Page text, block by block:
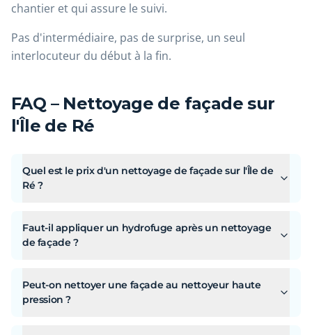
chantier et qui assure le suivi.
Pas d'intermédiaire, pas de surprise, un seul
interlocuteur du début à la fin.
FAQ – Nettoyage de façade sur
l'Île de Ré
Quel est le prix d'un nettoyage de façade sur l'Île de
Ré ?
Faut-il appliquer un hydrofuge après un nettoyage
de façade ?
Peut-on nettoyer une façade au nettoyeur haute
pression ?